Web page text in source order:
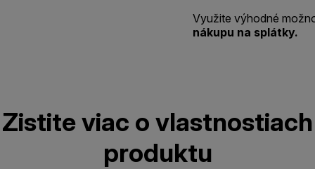
Využite výhodné
nákupu na splátky.
Zistite viac o vlastnostiach
produktu